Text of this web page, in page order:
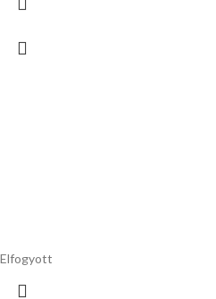
Elfogyott